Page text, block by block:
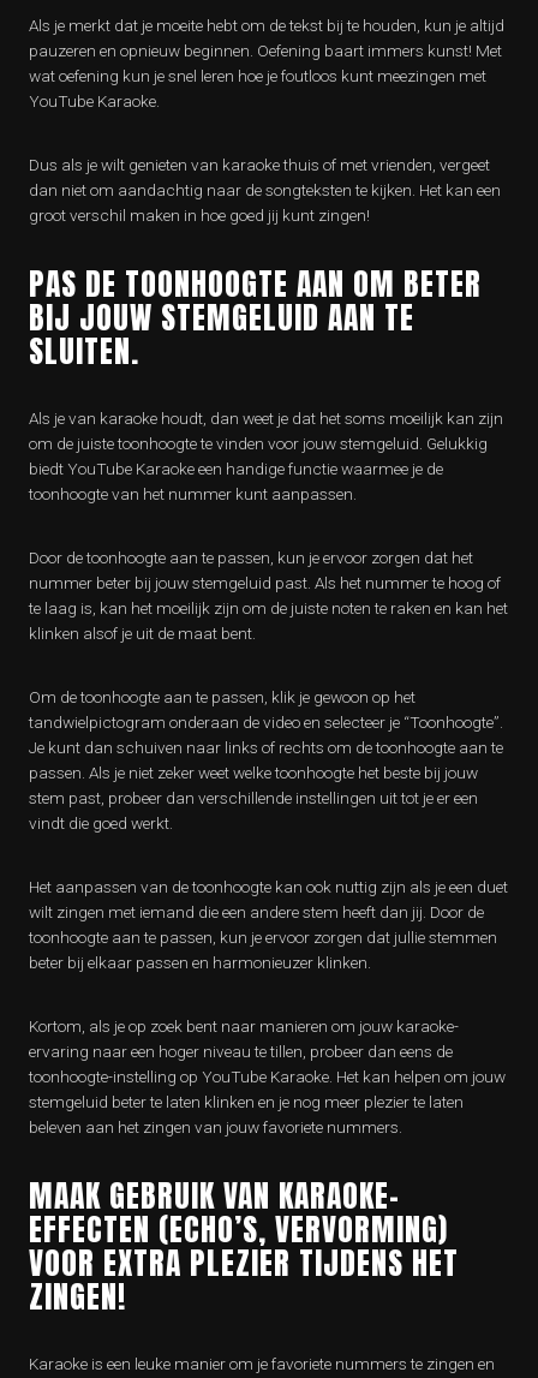
Als je merkt dat je moeite hebt om de tekst bij te houden, kun je altijd
pauzeren en opnieuw beginnen. Oefening baart immers kunst! Met
wat oefening kun je snel leren hoe je foutloos kunt meezingen met
YouTube Karaoke.
Dus als je wilt genieten van karaoke thuis of met vrienden, vergeet
dan niet om aandachtig naar de songteksten te kijken. Het kan een
groot verschil maken in hoe goed jij kunt zingen!
PAS DE TOONHOOGTE AAN OM BETER
BIJ JOUW STEMGELUID AAN TE
SLUITEN.
Als je van karaoke houdt, dan weet je dat het soms moeilijk kan zijn
om de juiste toonhoogte te vinden voor jouw stemgeluid. Gelukkig
biedt YouTube Karaoke een handige functie waarmee je de
toonhoogte van het nummer kunt aanpassen.
Door de toonhoogte aan te passen, kun je ervoor zorgen dat het
nummer beter bij jouw stemgeluid past. Als het nummer te hoog of
te laag is, kan het moeilijk zijn om de juiste noten te raken en kan het
klinken alsof je uit de maat bent.
Om de toonhoogte aan te passen, klik je gewoon op het
tandwielpictogram onderaan de video en selecteer je “Toonhoogte”.
Je kunt dan schuiven naar links of rechts om de toonhoogte aan te
passen. Als je niet zeker weet welke toonhoogte het beste bij jouw
stem past, probeer dan verschillende instellingen uit tot je er een
vindt die goed werkt.
Het aanpassen van de toonhoogte kan ook nuttig zijn als je een duet
wilt zingen met iemand die een andere stem heeft dan jij. Door de
toonhoogte aan te passen, kun je ervoor zorgen dat jullie stemmen
beter bij elkaar passen en harmonieuzer klinken.
Kortom, als je op zoek bent naar manieren om jouw karaoke-
ervaring naar een hoger niveau te tillen, probeer dan eens de
toonhoogte-instelling op YouTube Karaoke. Het kan helpen om jouw
stemgeluid beter te laten klinken en je nog meer plezier te laten
beleven aan het zingen van jouw favoriete nummers.
MAAK GEBRUIK VAN KARAOKE-
EFFECTEN (ECHO’S, VERVORMING)
VOOR EXTRA PLEZIER TIJDENS HET
ZINGEN!
Karaoke is een leuke manier om je favoriete nummers te zingen en